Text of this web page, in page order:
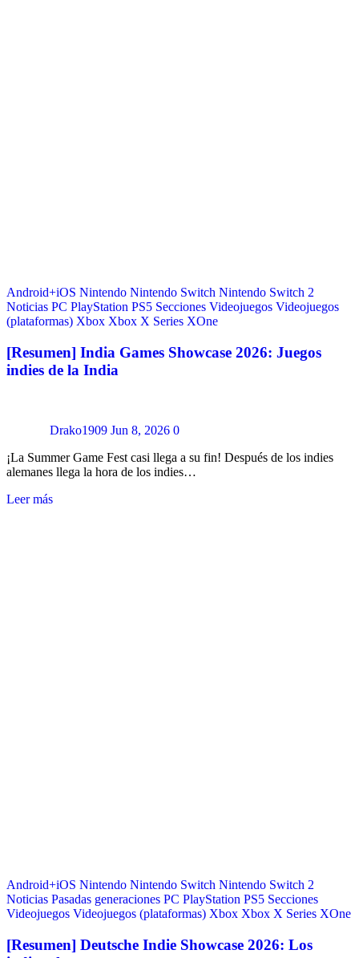
Android+iOS Nintendo Nintendo Switch Nintendo Switch 2
Noticias PC PlayStation PS5 Secciones Videojuegos Videojuegos
(plataformas) Xbox Xbox X Series XOne
[Resumen] India Games Showcase 2026: Juegos
indies de la India
Drako1909 Jun 8, 2026 0
¡La Summer Game Fest casi llega a su fin! Después de los indies
alemanes llega la hora de los indies…
Leer más
Android+iOS Nintendo Nintendo Switch Nintendo Switch 2
Noticias Pasadas generaciones PC PlayStation PS5 Secciones
Videojuegos Videojuegos (plataformas) Xbox Xbox X Series XOne
[Resumen] Deutsche Indie Showcase 2026: Los